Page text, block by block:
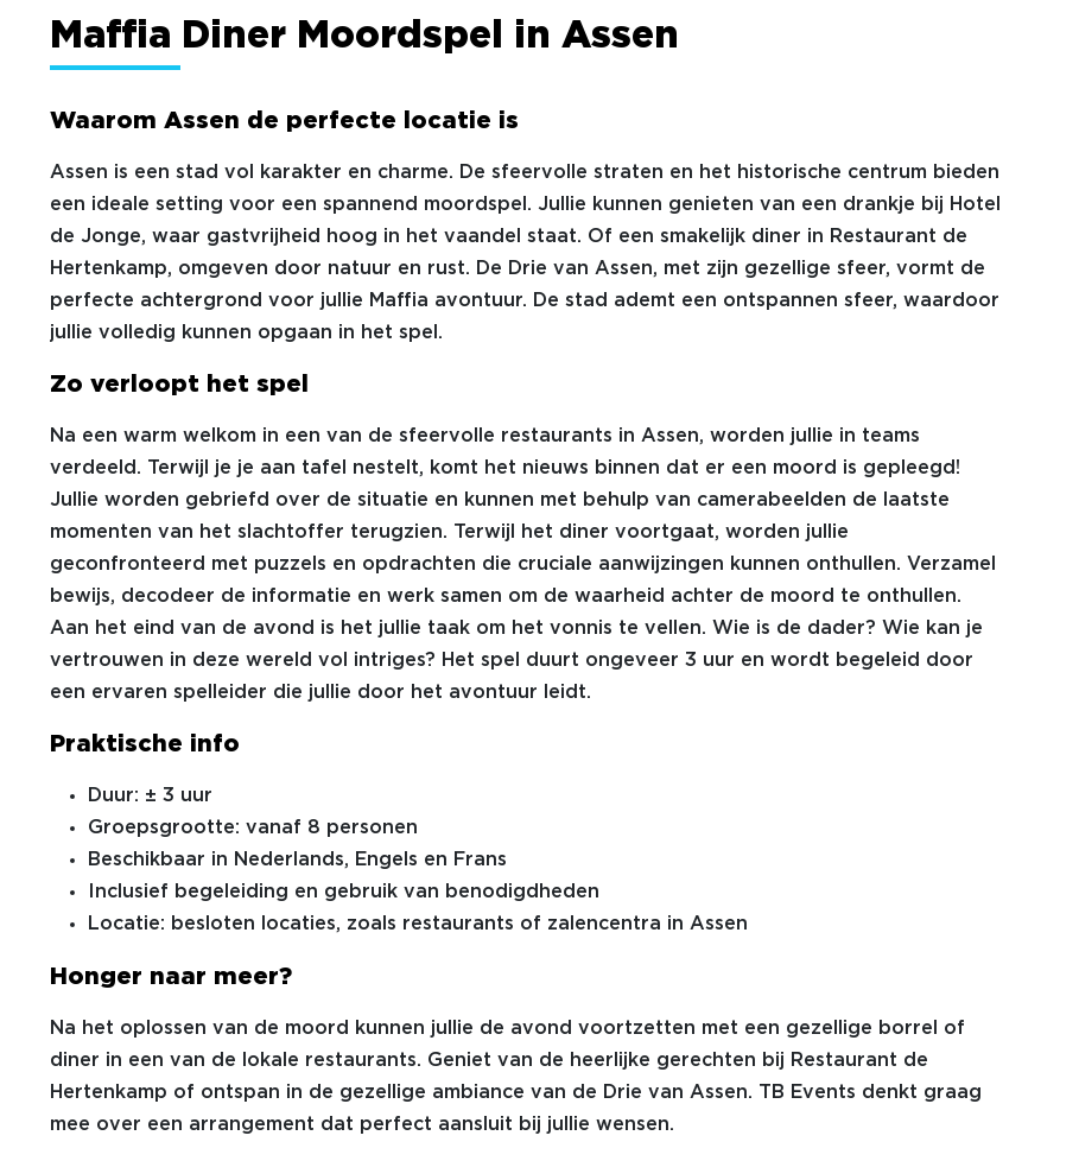
Maffia Diner Moordspel in Assen
Waarom Assen de perfecte locatie is
Assen is een stad vol karakter en charme. De sfeervolle straten en het historische centrum bieden
een ideale setting voor een spannend moordspel. Jullie kunnen genieten van een drankje bij Hotel
de Jonge, waar gastvrijheid hoog in het vaandel staat. Of een smakelijk diner in Restaurant de
Hertenkamp, omgeven door natuur en rust. De Drie van Assen, met zijn gezellige sfeer, vormt de
perfecte achtergrond voor jullie Maffia avontuur. De stad ademt een ontspannen sfeer, waardoor
jullie volledig kunnen opgaan in het spel.
Zo verloopt het spel
Na een warm welkom in een van de sfeervolle restaurants in Assen, worden jullie in teams
verdeeld. Terwijl je je aan tafel nestelt, komt het nieuws binnen dat er een moord is gepleegd!
Jullie worden gebriefd over de situatie en kunnen met behulp van camerabeelden de laatste
momenten van het slachtoffer terugzien. Terwijl het diner voortgaat, worden jullie
geconfronteerd met puzzels en opdrachten die cruciale aanwijzingen kunnen onthullen. Verzamel
bewijs, decodeer de informatie en werk samen om de waarheid achter de moord te onthullen.
Aan het eind van de avond is het jullie taak om het vonnis te vellen. Wie is de dader? Wie kan je
vertrouwen in deze wereld vol intriges? Het spel duurt ongeveer 3 uur en wordt begeleid door
een ervaren spelleider die jullie door het avontuur leidt.
Praktische info
Duur: ± 3 uur
Groepsgrootte: vanaf 8 personen
Beschikbaar in Nederlands, Engels en Frans
Inclusief begeleiding en gebruik van benodigdheden
Locatie: besloten locaties, zoals restaurants of zalencentra in Assen
Honger naar meer?
Na het oplossen van de moord kunnen jullie de avond voortzetten met een gezellige borrel of
diner in een van de lokale restaurants. Geniet van de heerlijke gerechten bij Restaurant de
Hertenkamp of ontspan in de gezellige ambiance van de Drie van Assen. TB Events denkt graag
mee over een arrangement dat perfect aansluit bij jullie wensen.